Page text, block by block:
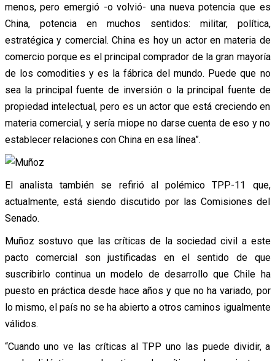
menos, pero emergió -o volvió- una nueva potencia que es
China, potencia en muchos sentidos: militar, política,
estratégica y comercial. China es hoy un actor en materia de
comercio porque es el principal comprador de la gran mayoría
de los comodities y es la fábrica del mundo. Puede que no
sea la principal fuente de inversión o la principal fuente de
propiedad intelectual, pero es un actor que está creciendo en
materia comercial, y sería miope no darse cuenta de eso y no
establecer relaciones con China en esa línea”.
El analista también se refirió al polémico TPP-11 que,
actualmente, está siendo discutido por las Comisiones del
Senado.
Muñoz sostuvo que las críticas de la sociedad civil a este
pacto comercial son justificadas en el sentido de que
suscribirlo continua un modelo de desarrollo que Chile ha
puesto en práctica desde hace años y que no ha variado, por
lo mismo, el país no se ha abierto a otros caminos igualmente
válidos.
“Cuando uno ve las críticas al TPP uno las puede dividir, a